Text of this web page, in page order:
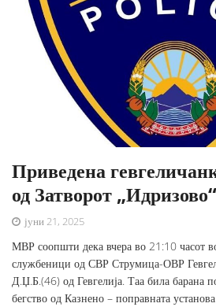
Приведена
од Затворот „Идризово“
јуни 21, 2025
МВР соопшти дека вчера во 21:10 часот
службеници од СВР Струмица-ОВР
Д.Џ.Б.(46) од Гевгелија. Таа била барана
бегство од Казнено – поправната